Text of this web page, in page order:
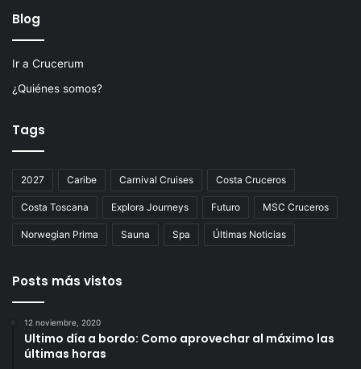
Blog
Ir a Crucerum
¿Quiénes somos?
Tags
2027 Caribe Carnival Cruises Costa Cruceros
Costa Toscana Explora Journeys Futuro MSC Cruceros
Norwegian Prima Sauna Spa Últimas Noticias
Posts más vistos
12 noviembre, 2020
Ultimo día a bordo: Como aprovechar al máximo las
últimas horas